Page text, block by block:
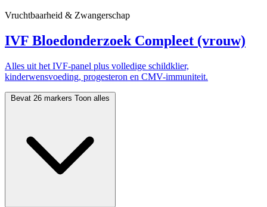
Vruchtbaarheid & Zwangerschap
IVF Bloedonderzoek Compleet (vrouw)
Alles uit het IVF-panel plus volledige schildklier,
kinderwensvoeding, progesteron en CMV-immuniteit.
Bevat 26 markers Toon alles